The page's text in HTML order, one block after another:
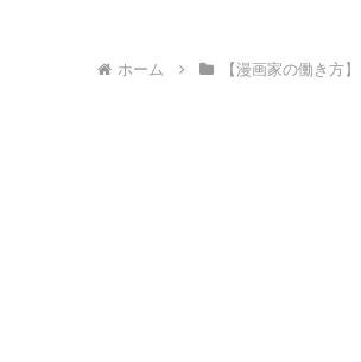
ホーム 【漫画家の働き方】